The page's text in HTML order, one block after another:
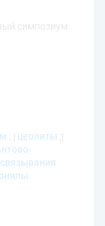
симпозиум
цеолиты